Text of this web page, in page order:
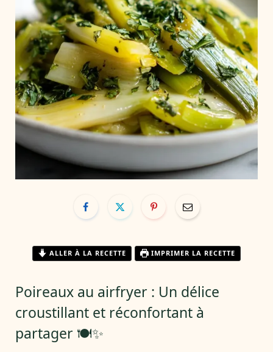
ALLER À LA RECETTE IMPRIMER LA RECETTE
Poireaux au airfryer : Un délice
croustillant et réconfortant à
partager 🍽️✨